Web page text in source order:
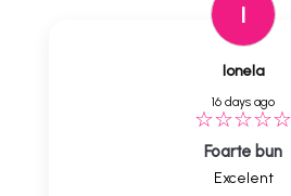
I
Ionela
16 days ago
Foarte bun
Excelent